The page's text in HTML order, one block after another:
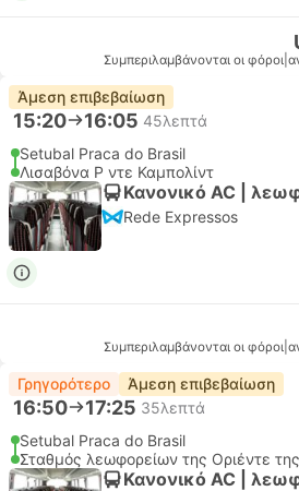
Συμπεριλαμβάνονται οι φόροι
Άμεση επιβεβαίωση
15:20 16:05 45λεπτά
Setubal Praca do Brasil
Λισαβόνα Ρ ντε Καμπολίντ
Κανονικό AC |
Rede Expressos
Συμπεριλαμβάνονται οι φόροι
Γρηγορότερο Άμεση επιβεβαίωση
16:50 17:25 35λεπτά
Setubal Praca do Brasil
Κανονικό AC |